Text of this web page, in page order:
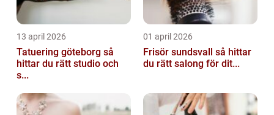
13 april 2026
Tatuering göteborg så
hittar du rätt studio och
s...
01 april 2026
Frisör sundsvall så hittar
du rätt salong för dit...